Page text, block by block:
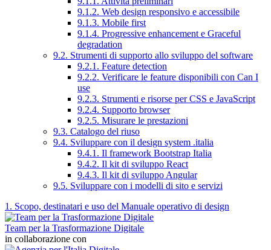
9.1.2. Web design responsivo e accessibile
9.1.3. Mobile first
9.1.4. Progressive enhancement e Graceful
degradation
9.2. Strumenti di supporto allo sviluppo del software
9.2.1. Feature detection
9.2.2. Verificare le feature disponibili con Can I
use
9.2.3. Strumenti e risorse per CSS e JavaScript
9.2.4. Supporto browser
9.2.5. Misurare le prestazioni
9.3. Catalogo del riuso
9.4. Sviluppare con il design system .italia
9.4.1. Il framework Bootstrap Italia
9.4.2. Il kit di sviluppo React
9.4.3. Il kit di sviluppo Angular
9.5. Sviluppare con i modelli di sito e servizi
1. Scopo, destinatari e uso del Manuale operativo di design
Team per la Trasformazione Digitale
in collaborazione con